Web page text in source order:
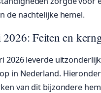
de nachtelijke hemel.
Feiten en
2026 leverde
in Nederland.
van dit bijzondere